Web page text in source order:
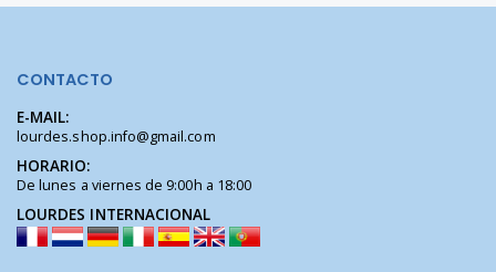
CONTACTO
E-MAIL:
lourdes.shop.info@gmail.com
HORARIO:
De lunes a viernes de 9:00h a 18:00
LOURDES INTERNACIONAL